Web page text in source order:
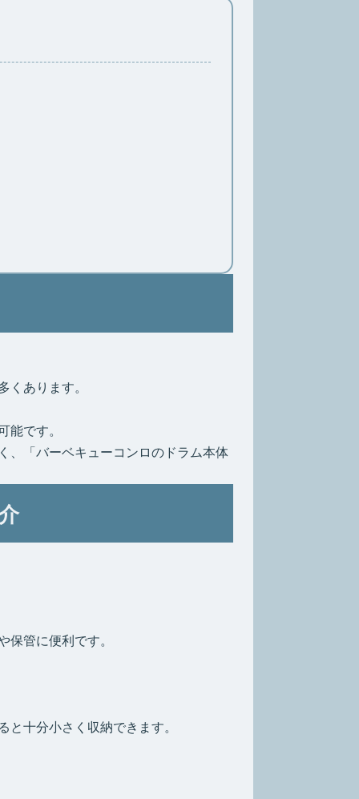
あります。
です。
、「バーベキューコンロのドラム本体
管に便利です。
十分小さく収納できます。